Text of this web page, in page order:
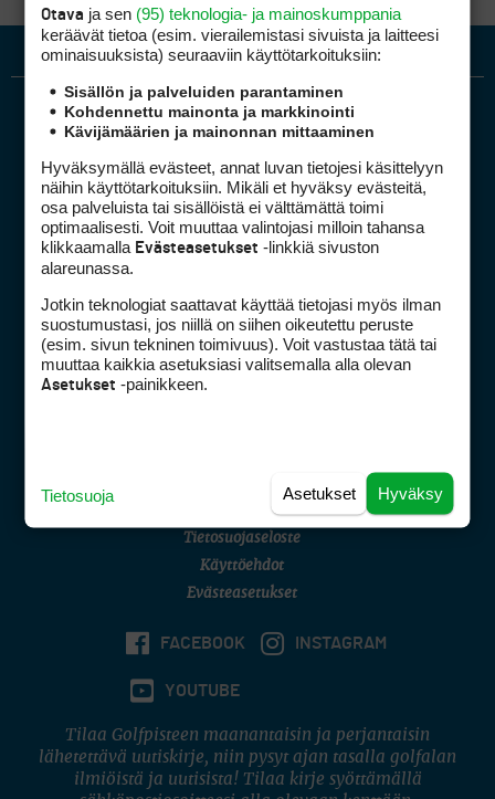
Golfpiste mediakortti
Golfpisteen yhteystiedot
DSA avoimuusraportti
Asiakaspalvelu
(digi) digi@otavamedia.fi
Tietosuojaseloste
Käyttöehdot
Evästeasetukset
FACEBOOK INSTAGRAM
YOUTUBE
Tilaa Golfpisteen maanantaisin ja perjantaisin
lähetettävä uutiskirje, niin pysyt ajan tasalla golfalan
ilmiöistä ja uutisista! Tilaa kirje syöttämällä
Otava ja sen (95) teknologia- ja mainoskumppania
keräävät tietoa (esim. vierailemis­tasi sivuista ja laitteesi
ominaisuuk­sista) seuraaviin käyttötarkoituksiin:
Sisällön ja palveluiden parantaminen
Kohdennettu mainonta ja markkinointi
Kävijämäärien ja mainonnan mittaaminen
Hyväksymällä evästeet, annat luvan tietojesi käsittelyyn
näihin käyttötarkoituksiin. Mikäli et hyväksy evästeitä,
osa palveluista tai sisällöistä ei välttämättä toimi
optimaalisesti. Voit muuttaa valintojasi milloin tahansa
klikkaamalla Evästeasetukset -linkkiä sivuston
alareunassa.
Jotkin teknologiat saattavat käyttää tietojasi myös ilman
suostumustasi, jos niillä on siihen oikeutettu peruste
(esim. sivun tekninen toimivuus). Voit vastustaa tätä tai
muuttaa kaikkia asetuksiasi valitsemalla alla olevan
Asetukset -painikkeen.
Hyväksy
Asetukset
Tietosuoja